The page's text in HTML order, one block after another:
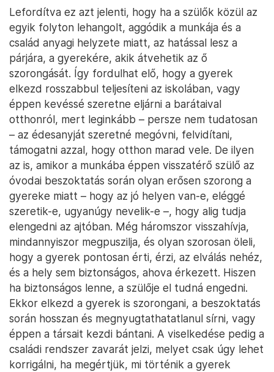
Lefordítva ez azt jelenti, hogy ha a szülők közül az
egyik folyton lehangolt, aggódik a munkája és a
család anyagi helyzete miatt, az hatással lesz a
párjára, a gyerekére, akik átvehetik az ő
szorongását. Így fordulhat elő, hogy a gyerek
elkezd rosszabbul teljesíteni az iskolában, vagy
éppen kevéssé szeretne eljárni a barátaival
otthonról, mert leginkább – persze nem tudatosan
– az édesanyját szeretné megóvni, felvidítani,
támogatni azzal, hogy otthon marad vele. De ilyen
az is, amikor a munkába éppen visszatérő szülő az
óvodai beszoktatás során olyan erősen szorong a
gyereke miatt – hogy az jó helyen van-e, eléggé
szeretik-e, ugyanúgy nevelik-e –, hogy alig tudja
elengedni az ajtóban. Még háromszor visszahívja,
mindannyiszor megpuszilja, és olyan szorosan öleli,
hogy a gyerek pontosan érti, érzi, az elválás nehéz,
és a hely sem biztonságos, ahova érkezett. Hiszen
ha biztonságos lenne, a szülője el tudná engedni.
Ekkor elkezd a gyerek is szorongani, a beszoktatás
során hosszan és megnyugtathatatlanul sírni, vagy
éppen a társait kezdi bántani. A viselkedése pedig a
családi rendszer zavarát jelzi, melyet csak úgy lehet
korrigálni, ha megértjük, mi történik a gyerek